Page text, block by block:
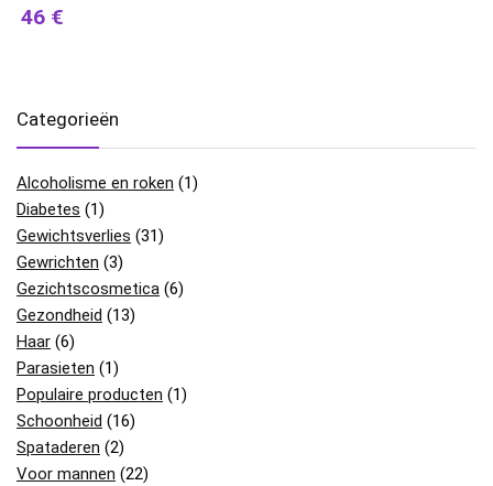
46 €
Categorieën
Alcoholisme en roken (1)
Diabetes (1)
Gewichtsverlies (31)
Gewrichten (3)
Gezichtscosmetica (6)
Gezondheid (13)
Haar (6)
Parasieten (1)
Populaire producten (1)
Schoonheid (16)
Spataderen (2)
Voor mannen (22)